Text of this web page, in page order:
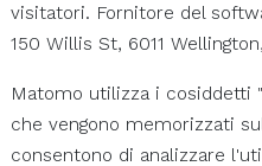
visitatori. Fornitore del
150 Willis St, 6011
Matomo utilizza i cosiddetti
che vengono memorizzati
consentono di analizzare